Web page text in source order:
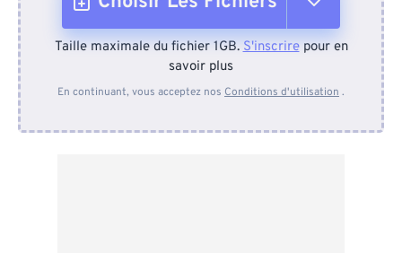
Depuis l'appareil
Taille maximale du fichier 1GB.S'inscrirepour en
savoir plus
En continuant, vous acceptez nos Conditions d'utilisation .